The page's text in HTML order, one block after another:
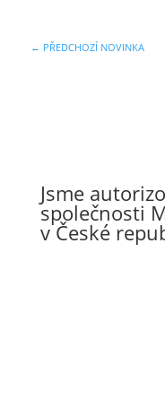
← PŘEDCHOZÍ NOVINKA
Jsme
společnosti
v České